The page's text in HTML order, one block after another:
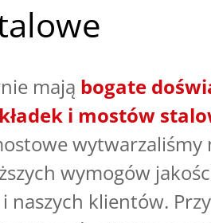
mają bogate
i mostów
wymogów
naszych klientów.